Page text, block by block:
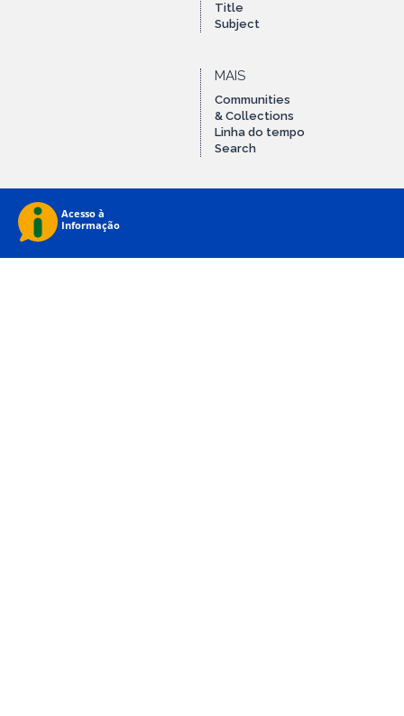
Title
Subject
MAIS
Communities
& Collections
Linha do tempo
Search